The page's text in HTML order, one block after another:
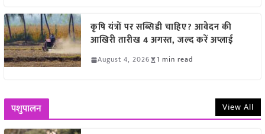
कृषि यंत्रों पर सब्सिडी चाहिए? आवेदन की
आखिरी तारीख 4 अगस्त, जल्द करें अप्लाई
August 4, 2026 1 min read
पशुपालन View All